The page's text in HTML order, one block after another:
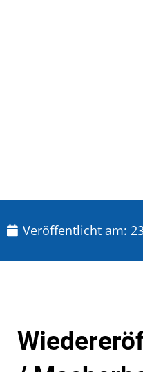
Veröffentlicht am: